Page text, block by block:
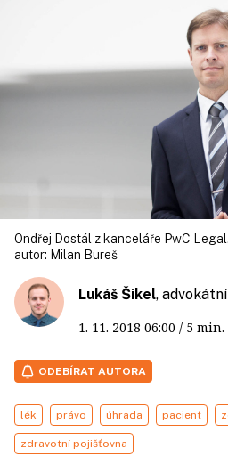
Ondřej Dostál z kanceláře PwC Legal.
autor: Milan Bureš
Lukáš Šikel,
1. 11. 2018 06:00 / 5
ODEBÍRAT AUTORA
lék právo úhrada pacient
zdravotní pojišťovna